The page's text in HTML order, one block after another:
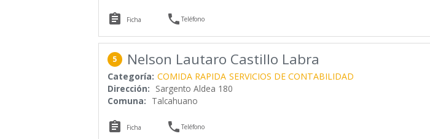
 Ficha Teléfono
5 Nelson Lautaro Castillo Labra
Categoría: COMIDA RAPIDA SERVICIOS DE CONTABILIDAD
Dirección: Sargento Aldea 180
Comuna: Talcahuano
 Ficha Teléfono